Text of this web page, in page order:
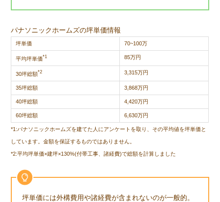
パナソニックホームズの坪単価情報
坪単価 70~100万
平均坪単価*1 85万円
30坪総額*2 3,315万円
35坪総額 3,868万円
40坪総額 4,420万円
60坪総額 6,630万円
*1:パナソニックホームズを建てた人にアンケートを取り、その平均値を坪単価と
しています。金額を保証するものではありません。
*2:平均坪単価×建坪×130%(付帯工事、諸経費)で総額を計算しました
坪単価には外構費用や諸経費が含まれないのが一般的。